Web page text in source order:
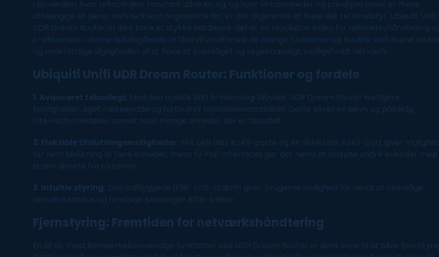
I en verden, hvor teknologien konstant udvikler sig, og hvor virksomheder og privatpersoner er mere
afhængige af deres netværk end nogensinde før, er det afgørende at have det rette udstyr. Ubiquiti Unifi
UDR Dream Router er ikke bare et stykke hardware; det er en revolution inden for netværkshåndtering
it-sikkerhed . I denne dybdegående artikel vil vi udforske de mange funktioner og fordele ved denne router
og understrege vigtigheden af at have et overvåget og regelmæssigt vedligeholdt netværk
Ubiquiti Unifi UDR Dream Router: Funktioner og fordele
1. Avanceret teknologi: Med den nyeste WiFi 6-teknologi tilbyder UDR Dream Router hurtigere
hastigheder, øget rækkevidde og forbedret forbindelsesstabilitet. Dette sikrer en jævn og pålidelig
internetforbindelse, uanset hvor mange enheder der er tilsluttet.
2. Fleksible tilslutningsmuligheder: Fire LAN GbE RJ45-porte og en WAN GbE RJ45-port giver
for nem tilslutning af flere enheder, mens to PoE-interfaces gør det nemt at forsyne andre enheder med
strøm direkte fra routeren.
3. Intuitiv styring: Den indbyggede 0,96″ LCD-skærm giver brugerne mulighed for nemt at overvåge
netværksstatus og foretage justeringer efter behov.
Fjernstyring: Fremtiden for netværkshåndtering
En af de mest bemærkelsesværdige funktioner ved UDR Dream Router er dens evne til at blive